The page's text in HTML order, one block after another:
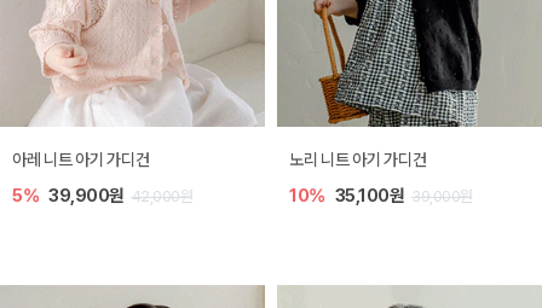
건
39,000원
[SIZE ~6Y] 로메이 라운지 셋업
10% 26,000원 20%